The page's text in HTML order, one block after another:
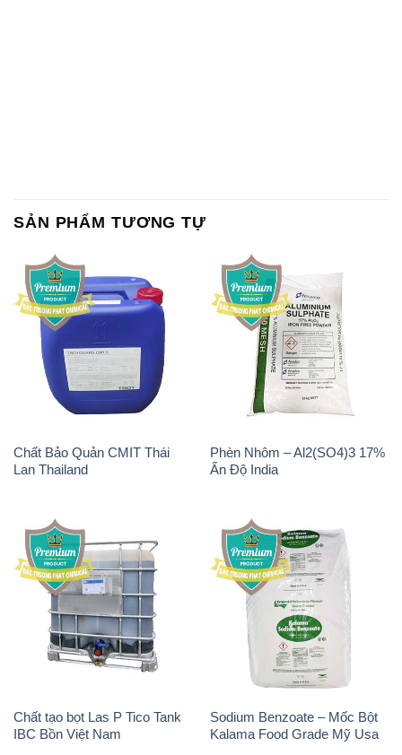
Chất Bảo Quản CMIT Thái
Lan Thailand
Phèn Nhôm – Al2(SO4)3 17%
Ấn Độ India
Chất tạo bọt Las P Tico Tank
IBC Bồn Việt Nam
Sodium Benzoate – Mốc Bột
Kalama Food Grade Mỹ Usa